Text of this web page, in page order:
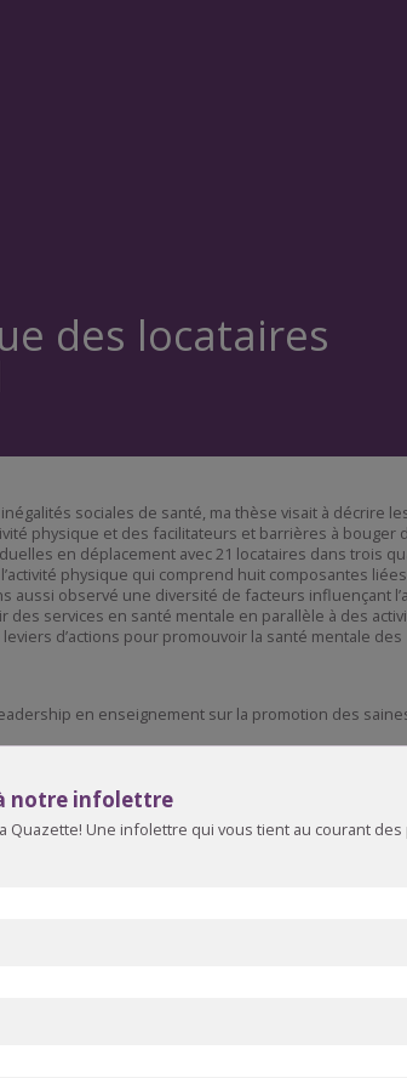
des locataires
sociales de santé, ma thèse visait à décrire
physique et des facilitateurs et barrières à bouger
en déplacement avec 21 locataires dans trois
physique qui comprend huit composantes
aussi observé une diversité de facteurs influençant
services en santé mentale en parallèle à des
d’actions pour promouvoir la santé mentale des
en enseignement sur la promotion des
notre infolettre
Quazette! Une infolettre qui vous tient au courant